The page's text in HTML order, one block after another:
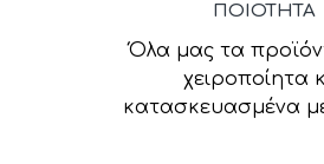
ΠΟΙΟΤΗΤΑ
Όλα μας τα
χειροποίητα
κατασκευασμένα